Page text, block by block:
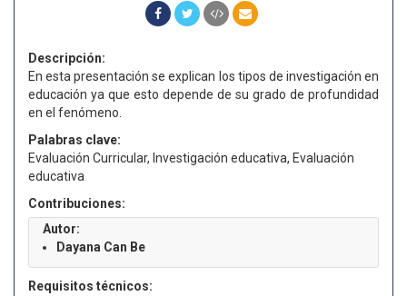
Descripción:
En esta presentación se explican los tipos de investigación en
educación ya que esto depende de su grado de profundidad
en el fenómeno.
Palabras clave:
Evaluación Curricular, Investigación educativa, Evaluación
educativa
Contribuciones:
Autor:
Dayana Can Be
Requisitos técnicos: